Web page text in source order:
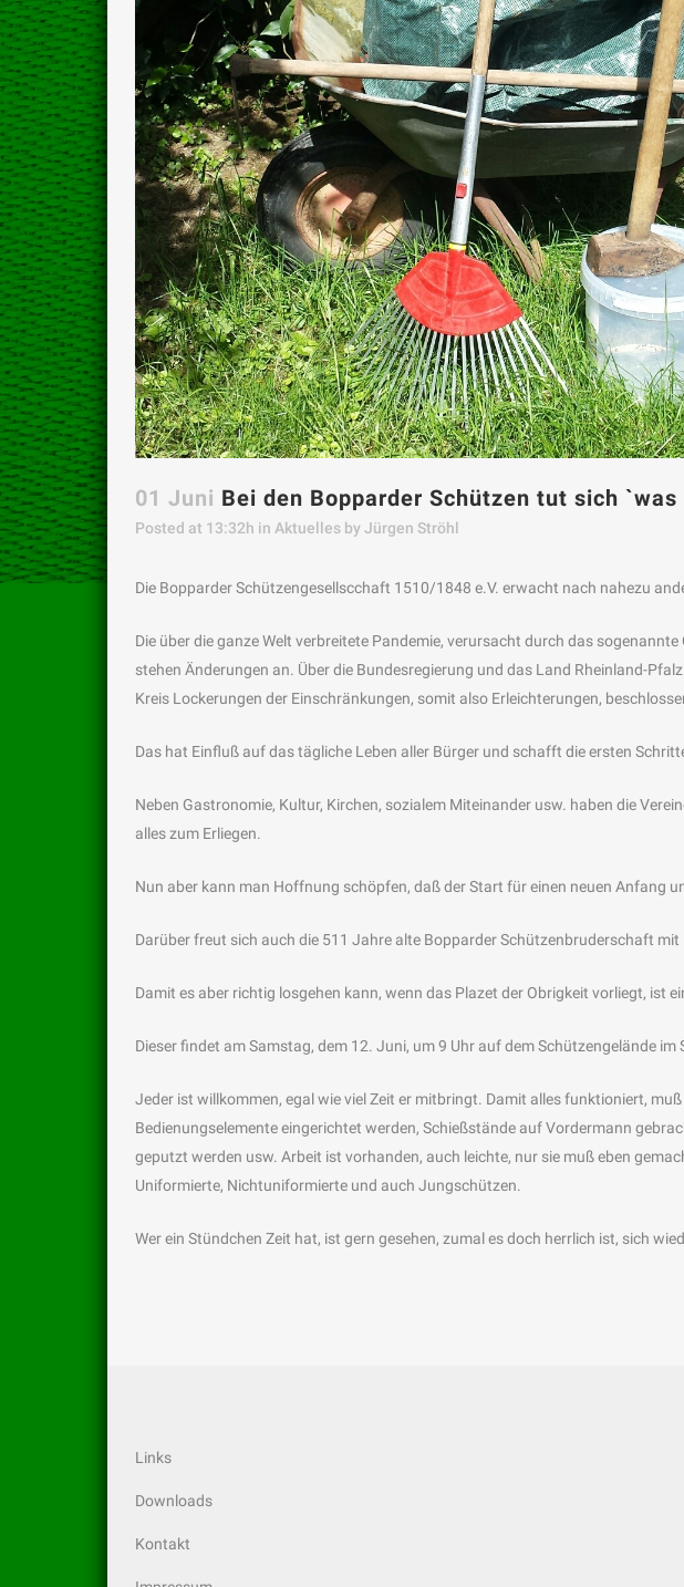
01 Juni Bei den Bopparder Schützen tut sich
Posted at 13:32h in Aktuelles by Jürgen Ströhl
Die Bopparder Schützengesellscchaft 1510/1848 e.V. erwacht nach nahezu
Die über die ganze Welt verbreitete Pandemie, verursacht durch das
stehen Änderungen an. Über die Bundesregierung und das Land Rheinland-
Kreis Lockerungen der Einschränkungen, somit also Erleichterungen,
Das hat Einfluß auf das tägliche Leben aller Bürger und schafft die ersten
Neben Gastronomie, Kultur, Kirchen, sozialem Miteinander usw. haben die
alles zum Erliegen.
Nun aber kann man Hoffnung schöpfen, daß der Start für einen neuen Anfang
Darüber freut sich auch die 511 Jahre alte Bopparder Schützenbruderschaft
Damit es aber richtig losgehen kann, wenn das Plazet der Obrigkeit vorliegt, ist
Dieser findet am Samstag, dem 12. Juni, um 9 Uhr auf dem Schützengelände
Jeder ist willkommen, egal wie viel Zeit er mitbringt. Damit alles funktioniert,
Bedienungselemente eingerichtet werden, Schießstände auf Vordermann
geputzt werden usw. Arbeit ist vorhanden, auch leichte, nur sie muß eben
Uniformierte, Nichtuniformierte und auch Jungschützen.
Wer ein Stündchen Zeit hat, ist gern gesehen, zumal es doch herrlich ist, sich
Links
Downloads
Kontakt